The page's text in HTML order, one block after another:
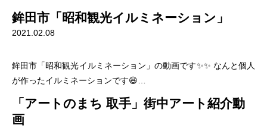
鉾田市「昭和観光イルミネーション」
2021.02.08
鉾田市「昭和観光イルミネーション」の動画です✨✨ なんと個人
が作ったイルミネーションです😆…
「アートのまち 取手」街中アート紹介動
画